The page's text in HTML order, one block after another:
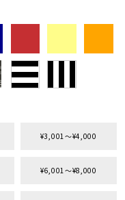
¥3,001〜¥4,000
¥6,001〜¥8,000